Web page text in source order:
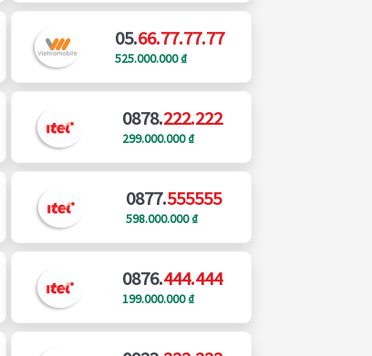
05.66.77.77.77
525.000.000 ₫
0878.222.222
299.000.000 ₫
0877.555555
598.000.000 ₫
0876.444.444
199.000.000 ₫